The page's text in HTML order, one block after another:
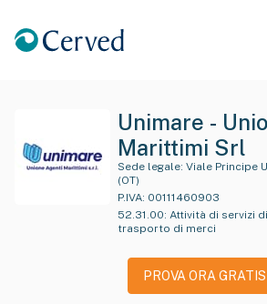
Unimare -
Marittimi Srl
Sede legale:
(OT)
P.IVA: 00111460903
52.31.00: Attività di servizi
trasporto di merci
PROVA ORA GRATIS